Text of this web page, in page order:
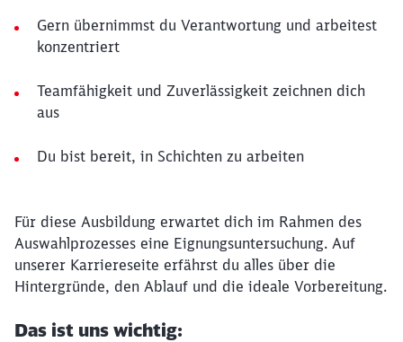
Gern übernimmst du Verantwortung und arbeitest
konzentriert
Teamfähigkeit und Zuverlässigkeit zeichnen dich
aus
Du bist bereit, in Schichten zu arbeiten
Für diese Ausbildung erwartet dich im Rahmen des
Auswahlprozesses eine Eignungsuntersuchung. Auf
unserer Karriereseite erfährst du alles über die
Hintergründe, den Ablauf und die ideale Vorbereitung.
Das ist uns wichtig: